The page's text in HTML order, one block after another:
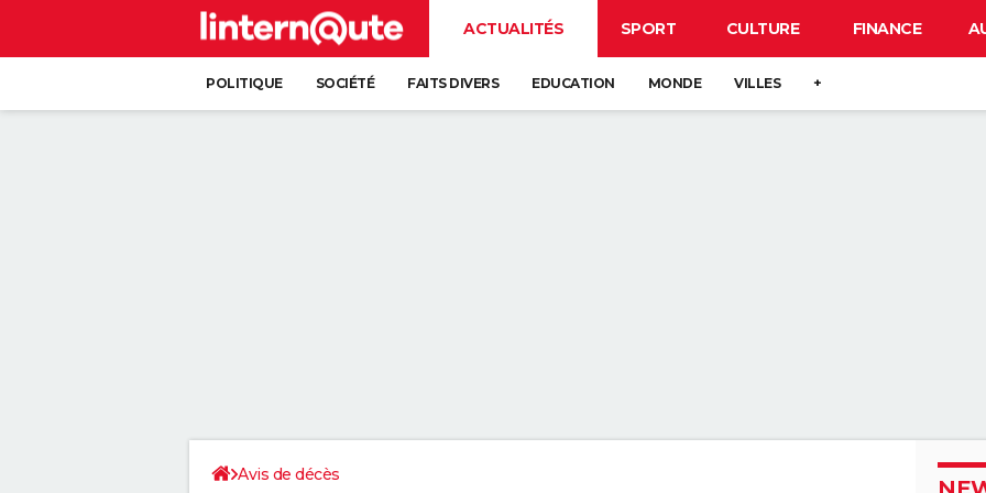
ACTUALITÉS SPORT CULTURE FINANCE
POLITIQUE SOCIÉTÉ FAITS DIVERS EDUCATION MONDE VILLES +
Avis de décès